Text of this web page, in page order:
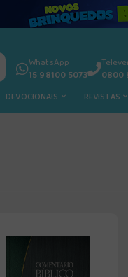
WhatsApp
15 98100 5073
0800
DEVOCIONAIS REVISTAS